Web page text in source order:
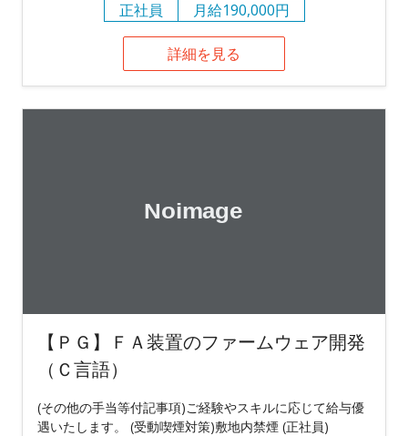
正社員
月給190,000円
詳細を見る
【ＰＧ】ＦＡ装置のファームウェア開発
（Ｃ言語）
(その他の手当等付記事項)ご経験やスキルに応じて給与優
遇いたします。 (受動喫煙対策)敷地内禁煙 (正社員)